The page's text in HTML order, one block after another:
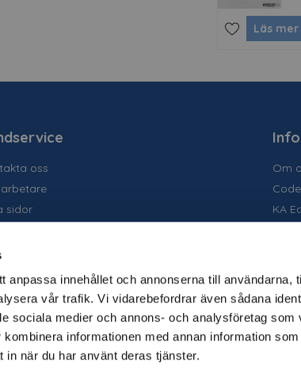
anpassa innehållet och annonserna till användarna,
vår trafik. Vi vidarebefordrar även sådana
sociala medier och annons- och analysföretag som
informationen med annan information
när du har använt deras tjänster.
Läs mer
oss
sidor
villkor
Om
KA